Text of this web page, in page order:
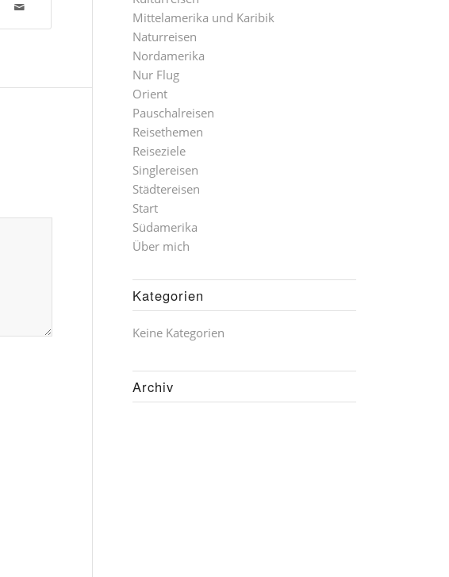
Mittelamerika und Karibik
Naturreisen
Nordamerika
Nur Flug
Orient
Pauschalreisen
Reisethemen
Reiseziele
Singlereisen
Städtereisen
Start
Südamerika
Über mich
Kategorien
Keine Kategorien
Archiv